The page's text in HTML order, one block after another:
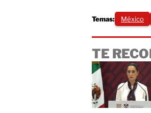
Temas: México
TE